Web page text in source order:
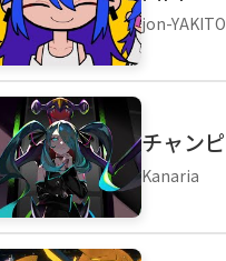
jon-
チャン
Kanaria